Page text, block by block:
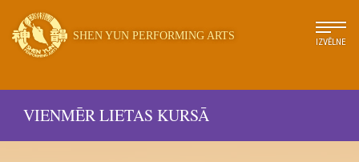
SHEN YUN PERFORMING ARTS
IZVĒLNE
VIENMĒR LIETAS KURSĀ